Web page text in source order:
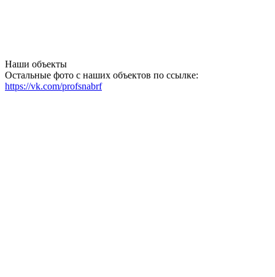
Наши объекты
Остальные фото с наших объектов по ссылке:
https://vk.com/profsnabrf